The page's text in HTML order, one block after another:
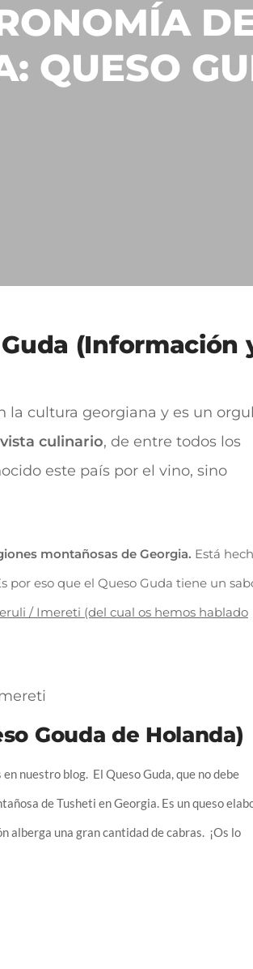
QUESO
(Información
la cultura georgiana y es un
culinario, de entre todos los
este país por el vino, sino
montañosas de Georgia. Está
por eso que el Queso Guda tiene un
/ Imereti (del cual os hemos hablado
Gouda de Holanda)
en nuestro blog. El Queso Guda, que no debe
de Tusheti en Georgia. Es un queso
alberga una gran cantidad de cabras. ¡Os lo